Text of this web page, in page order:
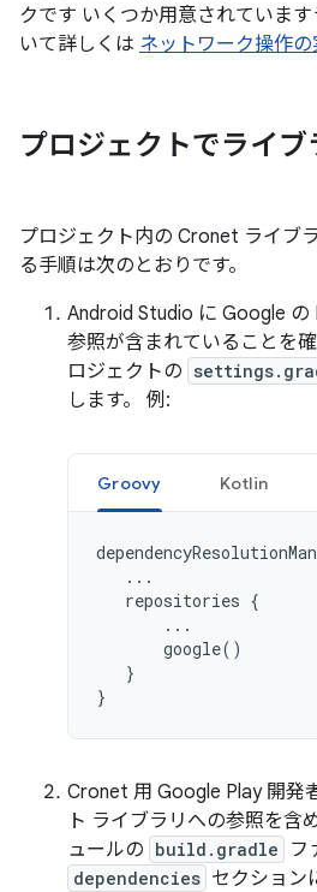
クです いくつか用意されていま
いて詳しくは ネットワーク操作
プロジェクトでライ
プロジェクト内の Cronet ライブ
る手順は次のとおりです。
Android Studio に Google の
参照が含まれていることを
ロジェクトの
します。 例:
Groovy Kotlin
...
repositories {
...
google()
}
}
Cronet 用 Google Play 開発
ト ライブラリへの参照を含
ュールの build.gradle フ
dependencies セクション